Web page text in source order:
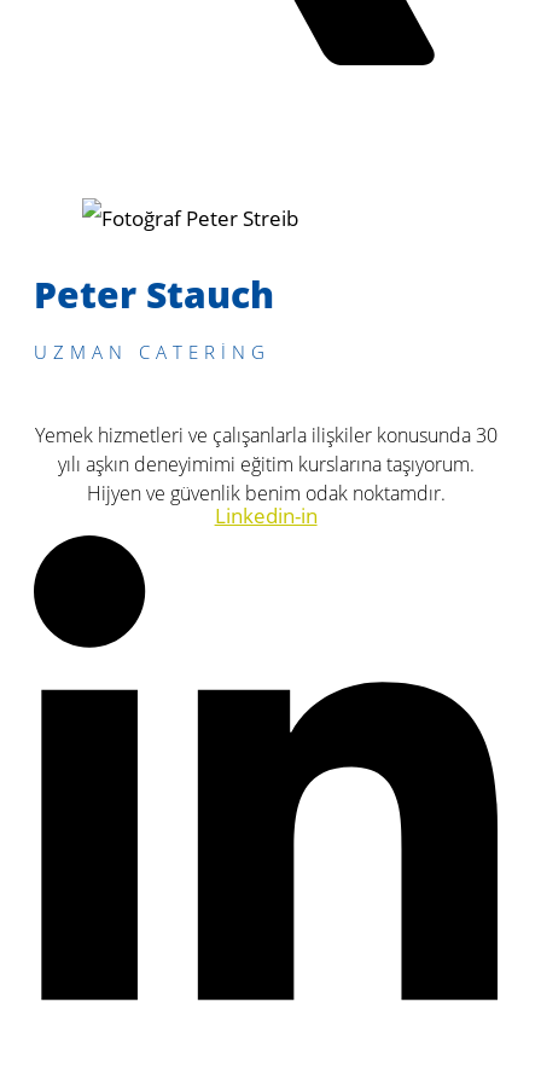
Peter Stauch
UZMAN CATERING
Yemek hizmetleri ve çalışanlarla ilişkiler konusunda 30
yılı aşkın deneyimimi eğitim kurslarına taşıyorum.
Hijyen ve güvenlik benim odak noktamdır.
Linkedin-in